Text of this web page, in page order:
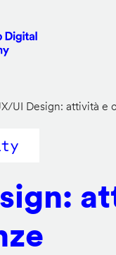
UI Design: attività e